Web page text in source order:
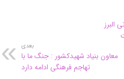
البرز
بعدی
معاون بنیاد شهیدکشور : جنگ ما با
تهاجم فرهنگی ادامه دارد